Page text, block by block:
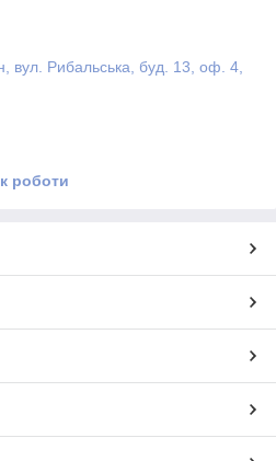
вул. Рибальська, буд. 13, оф. 4,
роботи